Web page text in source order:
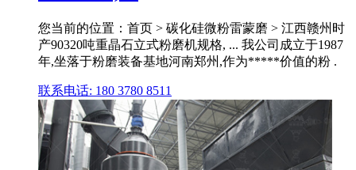
您当前的位置：首页 > 碳化硅微粉雷蒙磨 > 江西赣州时
产90320吨重晶石立式粉磨机规格, ... 我公司成立于1987
年,坐落于粉磨装备基地河南郑州,作为*****价值的粉 .
联系电话: 180 3780 8511